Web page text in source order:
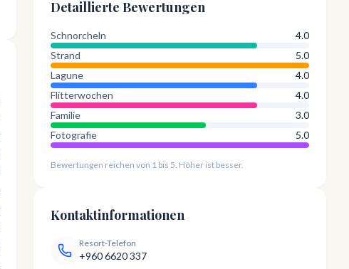
Detaillierte Bewertungen
Schnorcheln
4.0
Strand
5.0
Lagune
4.0
Flitterwochen
4.0
Familie
3.0
Fotografie
5.0
Bewertungen reichen von 1 bis 5. Höher ist besser.
Kontaktinformationen
Resort-Telefon
+960 6620 337